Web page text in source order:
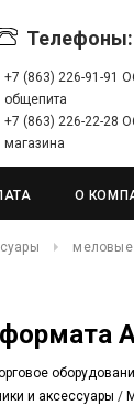
Телефоны:
+7 (863) 226-91-91
общепита
+7 (863) 226-22-28
магазина
О
меловые
формата
и аксессуары /